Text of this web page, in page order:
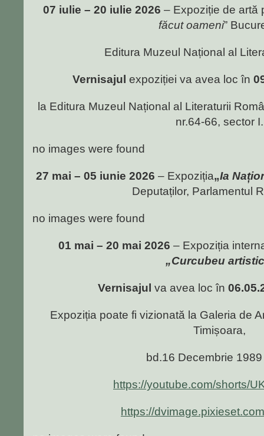
07 iulie – 20 iulie 2026 – Expoziție de artă
făcut oameni”
Editura Muzeul Național al
Vernisajul expoziției va avea loc în
la Editura Muzeul Național al Literaturii
nr.64-66, sector I.
no images were found
27 mai – 05 iunie 2026 – Expoziția„Ia
Deputaților, Parlamentul
no images were found
01 mai – 20 mai 2026 – Expoziția
„Curcubeu
Vernisajul va avea loc în
Expoziția poate fi vizionată la Galeria de
Timișoara,
bd.16 Decembrie
https://youtube.com/shorts/
https://